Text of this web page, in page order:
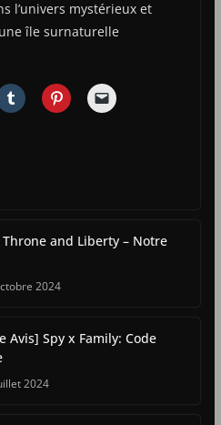
l’univers mystérieux et
île surnaturelle
Throne and Liberty – Notre
2024
Avis] Spy x Family: Code
2024